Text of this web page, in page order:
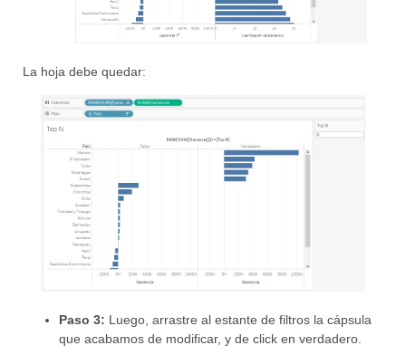
La hoja debe quedar:
Paso 3: Luego, arrastre al estante de filtros la cápsula
que acabamos de modificar, y de click en verdadero.